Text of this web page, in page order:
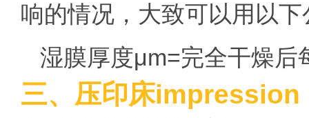
响的情况，大致可以用以
湿膜厚度μm=完全干燥后
三、压印床impression